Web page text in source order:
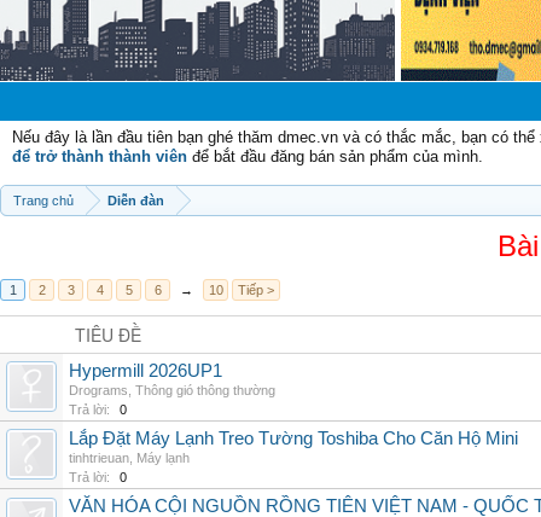
Nếu đây là lần đầu tiên bạn ghé thăm dmec.vn và có thắc mắc, bạn có
để trở thành thành viên để bắt đầu đăng bán sản phẩm của mình.
Trang chủ Diễn đàn
1 2 3 4 5 6 → 10 Tiếp >
TIÊU ĐỀ
Hypermill 2026UP1
Drograms Thông gió thông thường
Trả lời:
0
Lắp Đặt Máy Lạnh Treo Tường Toshiba Cho Căn Hộ Mini
tinhtrieuan Máy lạnh
Trả lời:
0
VĂN HÓA CỘI NGUỒN RỒNG TIÊN VIỆT NAM -